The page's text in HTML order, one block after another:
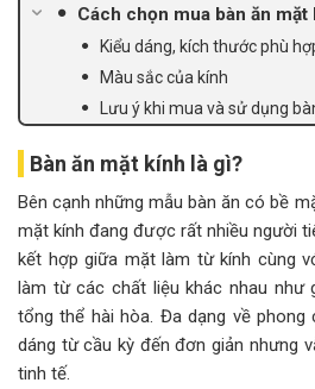
Cách chọn mua bàn ăn mặt
Kiểu dáng, kích thước phù
Màu sắc của kính
Lưu ý khi mua và sử dụng
Bàn ăn mặt kính là gì?
Bên cạnh những mẫu bàn ăn có bề
mặt kính đang được rất nhiều người
kết hợp giữa mặt làm từ kính cùng
làm từ các chất liệu khác nhau như
tổng thể hài hòa. Đa dạng về phong
dáng từ cầu kỳ đến đơn giản nhưng
tinh tế.